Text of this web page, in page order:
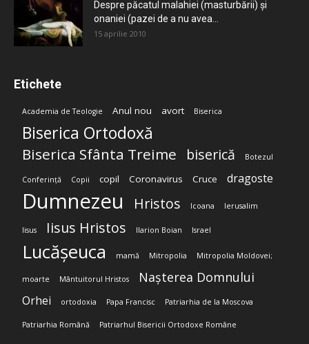
Despre păcatul malahiei (masturbării) şi
onaniei (pazei de a nu avea...
15 aprilie 2010
Etichete
Academia de Teologie Anul nou avort Biserica
Biserica Ortodoxă
Biserica Sfânta Treime biserică Botezul
Conferință Copii copil Coronavirus Cruce dragoste
Dumnezeu Hristos Icoana Ierusalim
Iisus Iisus Hristos Ilarion Boian Israel
Lucășeuca mamă Mitropolia Mitropolia Moldovei;
moarte Mântuitorul Hristos Nașterea Domnului
Orhei ortodoxia Papa Francisc Patriarhia de la Moscova
Patriarhia Română Patriarhul Bisericii Ortodoxe Române